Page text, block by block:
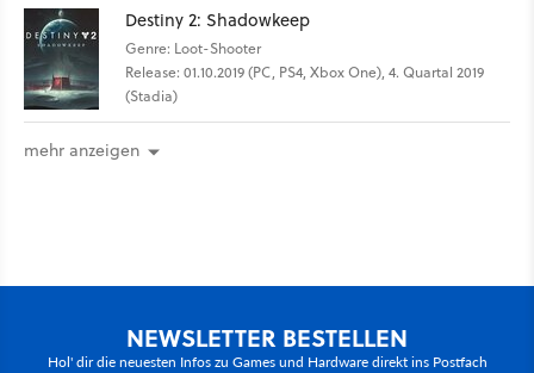
Destiny 2: Shadowkeep
Genre: Loot-Shooter
Release: 01.10.2019 (PC, PS4, Xbox One), 4. Quartal 2019
(Stadia)
mehr anzeigen
NEWSLETTER BESTELLEN
Hol' dir die neuesten Infos zu Games und Hardware direkt ins Postfach